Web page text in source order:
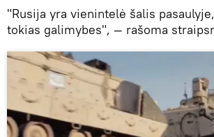
"Rusija yra vienintelė šalis
tokias galimybes", — rašoma